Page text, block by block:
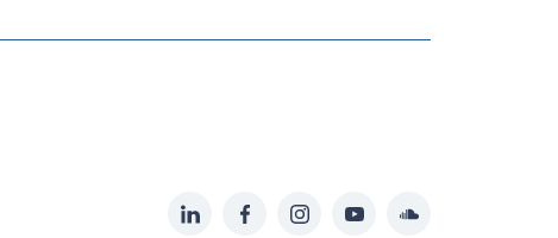
Suivez-
LinkedInFacebookInstagramYouTubeSoundcloud